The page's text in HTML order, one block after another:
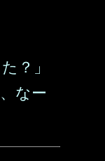
？」
なー